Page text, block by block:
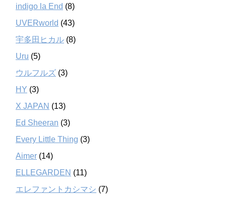
indigo la End (8)
UVERworld (43)
宇多田ヒカル (8)
Uru (5)
ウルフルズ (3)
HY (3)
X JAPAN (13)
Ed Sheeran (3)
Every Little Thing (3)
Aimer (14)
ELLEGARDEN (11)
エレファントカシマシ (7)